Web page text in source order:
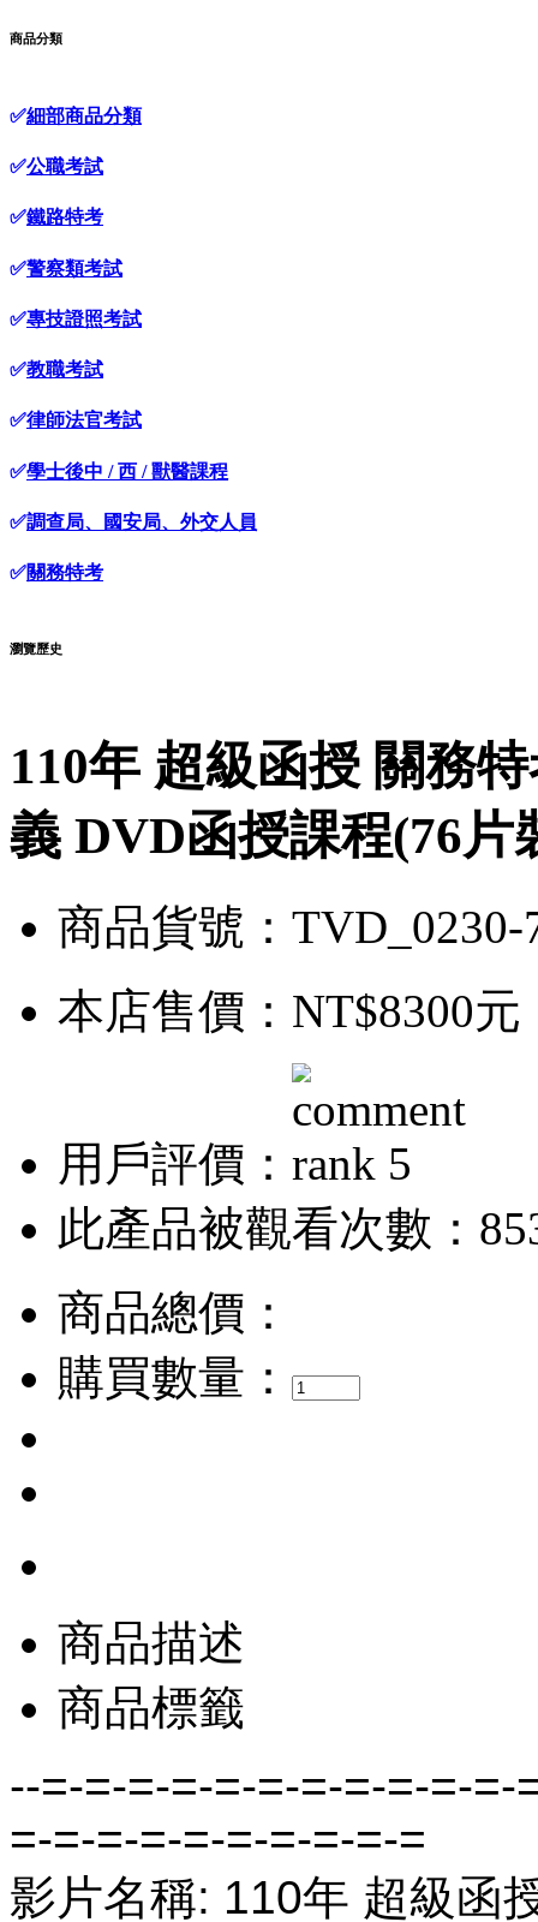
商品分類
✅細部商品分類
✅公職考試
✅鐵路特考
✅警察類考試
✅專技證照考試
✅教職考試
✅律師法官考試
✅學士後中 / 西 / 獸醫課程
✅調查局、國安局、外交人員
✅關務特考
瀏覽歷史
110年 超級函授 關務
義 DVD函授課程(76片
商品貨號：TVD_0230-
本店售價： NT$8300元
用戶評價：
此產品被觀看次數：
商品總價：
購買數量：
商品描述
商品標籤
--=-=-=-=-=-=-=-=-=-=-
=-=-=-=-=-=-=-=-=-=
影片名稱: 110年 超級函